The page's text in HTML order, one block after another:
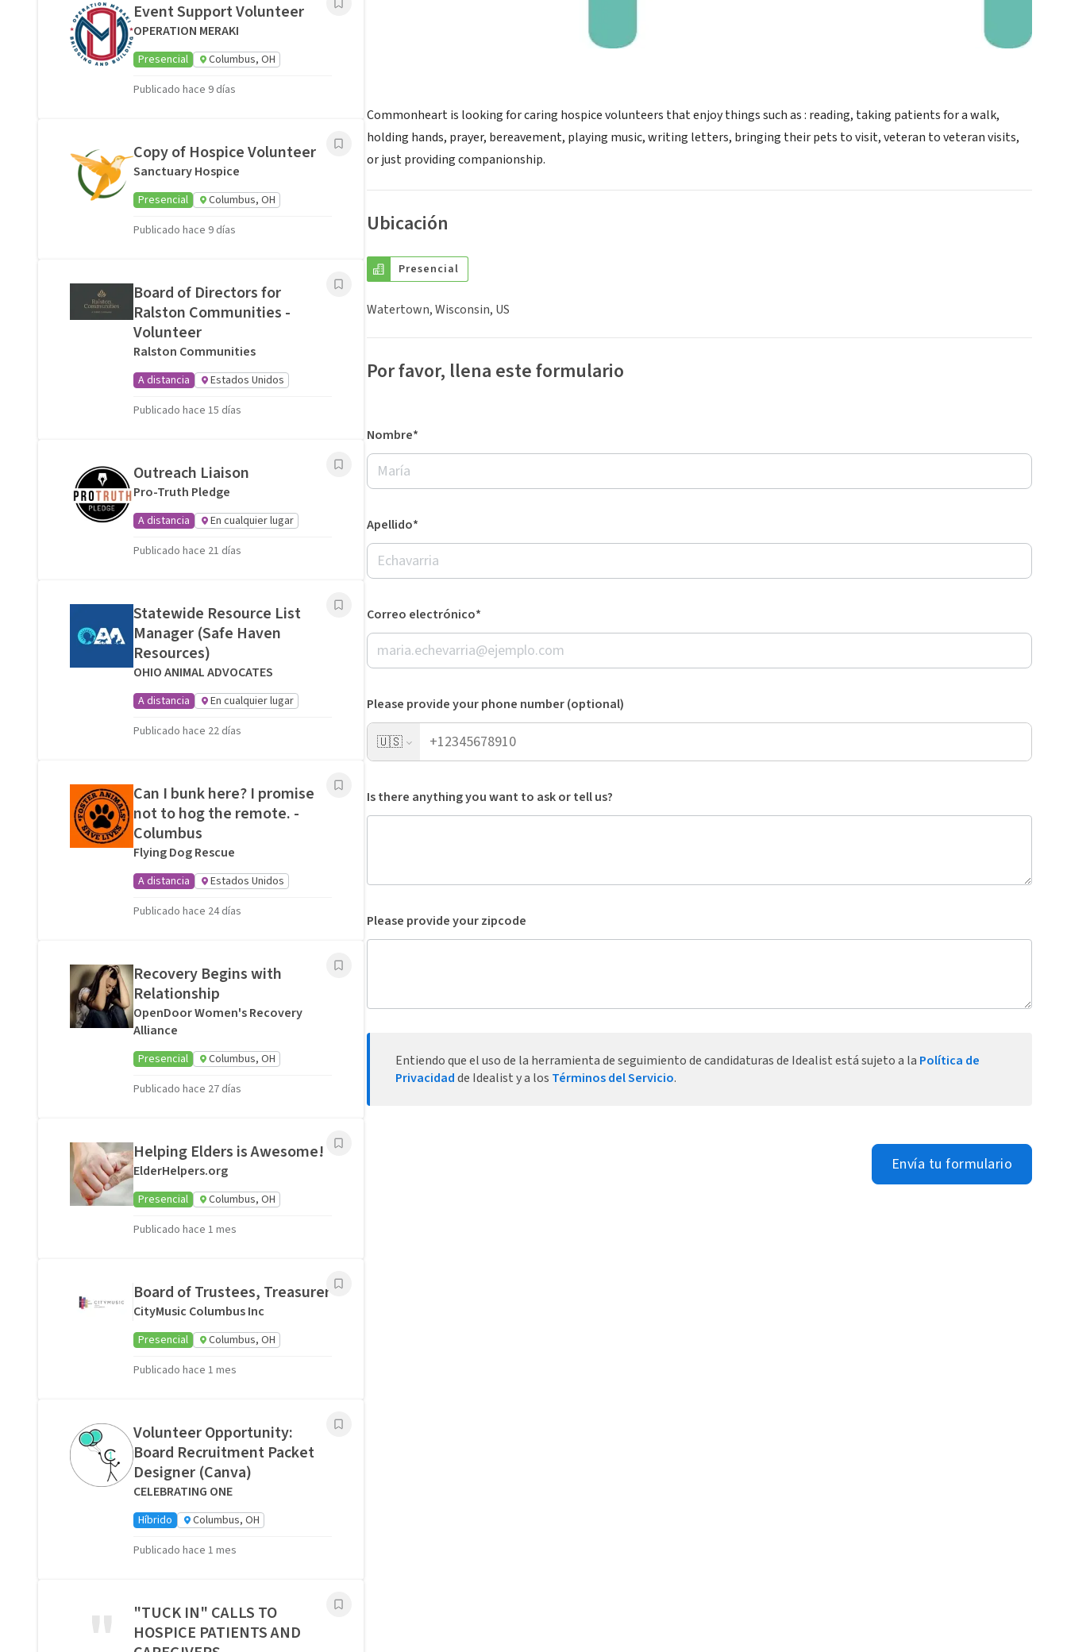
Commonheart is looking for caring hospice volunteers that enjoy things such as : reading, taking patients for a walk,
holding hands, prayer, bereavement, playing music, writing letters, bringing their pets to visit, veteran to veteran visits,
or just providing companionship.
Ubicación
Presencial
Watertown, Wisconsin, US
Por favor, llena este formulario
Nombre*
Apellido*
Correo electrónico*
Please provide your phone number (optional)
🇺🇸
Is there anything you want to ask or tell us?
Please provide your zipcode
Entiendo que el uso de la herramienta de seguimiento de candidaturas de Idealist está sujeto a la Política de
Privacidadde Idealist y a los Términos del Servicio.
Envía tu formulario
Event Support Volunteer
OPERATION MERAKI
Presencial
Columbus, OH
Publicado hace 9 días
Copy of Hospice Volunteer
Sanctuary Hospice
Presencial
Columbus, OH
Publicado hace 9 días
Board of Directors for
Ralston Communities -
Volunteer
Ralston Communities
A distancia
Estados Unidos
Publicado hace 15 días
Outreach Liaison
Pro-Truth Pledge
A distancia
En cualquier lugar
Publicado hace 21 días
Statewide Resource List
Manager (Safe Haven
Resources)
OHIO ANIMAL ADVOCATES
A distancia
En cualquier lugar
Publicado hace 22 días
Can I bunk here? I promise
not to hog the remote. -
Columbus
Flying Dog Rescue
A distancia
Estados Unidos
Publicado hace 24 días
Recovery Begins with
Relationship
OpenDoor Women's Recovery
Alliance
Presencial
Columbus, OH
Publicado hace 27 días
Helping Elders is Awesome!
ElderHelpers.org
Presencial
Columbus, OH
Publicado hace 1 mes
Board of Trustees, Treasurer
CityMusic Columbus Inc
Presencial
Columbus, OH
Publicado hace 1 mes
Volunteer Opportunity:
Board Recruitment Packet
Designer (Canva)
CELEBRATING ONE
Híbrido
Columbus, OH
Publicado hace 1 mes
"
"TUCK IN" CALLS TO
HOSPICE PATIENTS AND